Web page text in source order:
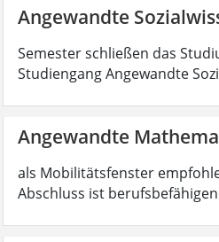
Angewandte
Semester schließen das
Studiengang Angewandte
Angewandte
als Mobilitätsfenster
Abschluss ist